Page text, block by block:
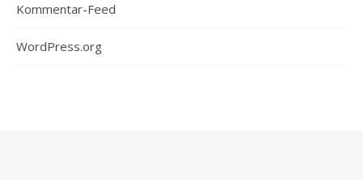
Kommentar-Feed
WordPress.org